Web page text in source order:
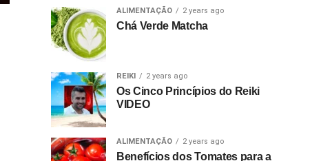
ALIMENTAÇÃO 2 years ago
Chá Verde Matcha
REIKI 2 years ago
Os Cinco Princípios do Reiki
VIDEO
ALIMENTAÇÃO 2 years ago
Benefícios dos Tomates para a